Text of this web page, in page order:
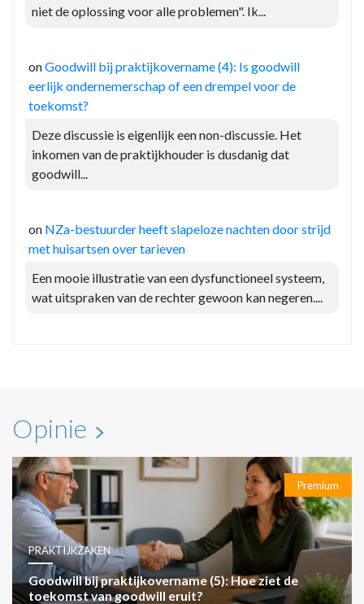
niet de oplossing voor alle problemen". Ik...
onGoodwill bij praktijkovername (4): Is goodwill
eerlijk ondernemerschap of een drempel voor de
toekomst?
Deze discussie is eigenlijk een non-discussie. Het
inkomen van de praktijkhouder is dusdanig dat
goodwill...
on NZa-bestuurder heeft slapeloze nachten door strijd
met huisartsen over tarieven
Een mooie illustratie van een dysfunctioneel systeem,
wat uitspraken van de rechter gewoon kan negeren....
Opinie
Premium
PRAKTIJKZAKEN
Goodwill bij praktijkovername (5): Hoe ziet de
toekomst van goodwill eruit?